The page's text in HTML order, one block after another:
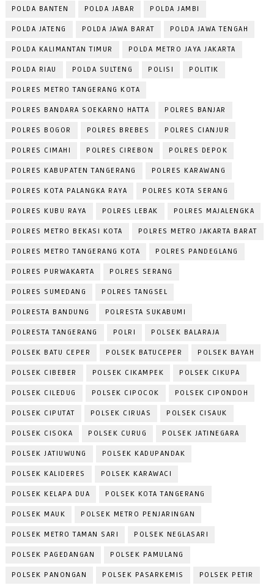
POLDA BANTEN POLDA JABAR POLDA JAMBI
POLDA JATENG POLDA JAWA BARAT POLDA JAWA TENGAH
POLDA KALIMANTAN TIMUR POLDA METRO JAYA JAKARTA
POLDA RIAU POLDA SULTENG POLISI POLITIK
POLRES METRO TANGERANG KOTA
POLRES BANDARA SOEKARNO HATTA POLRES BANJAR
POLRES BOGOR POLRES BREBES POLRES CIANJUR
POLRES CIMAHI POLRES CIREBON POLRES DEPOK
POLRES KABUPATEN TANGERANG POLRES KARAWANG
POLRES KOTA PALANGKA RAYA POLRES KOTA SERANG
POLRES KUBU RAYA POLRES LEBAK POLRES MAJALENGKA
POLRES METRO BEKASI KOTA POLRES METRO JAKARTA BARAT
POLRES METRO TANGERANG KOTA POLRES PANDEGLANG
POLRES PURWAKARTA POLRES SERANG
POLRES SUMEDANG POLRES TANGSEL
POLRESTA BANDUNG POLRESTA SUKABUMI
POLRESTA TANGERANG POLRI POLSEK BALARAJA
POLSEK BATU CEPER POLSEK BATUCEPER POLSEK BAYAH
POLSEK CIBEBER POLSEK CIKAMPEK POLSEK CIKUPA
POLSEK CILEDUG POLSEK CIPOCOK POLSEK CIPONDOH
POLSEK CIPUTAT POLSEK CIRUAS POLSEK CISAUK
POLSEK CISOKA POLSEK CURUG POLSEK JATINEGARA
POLSEK JATIUWUNG POLSEK KADUPANDAK
POLSEK KALIDERES POLSEK KARAWACI
POLSEK KELAPA DUA POLSEK KOTA TANGERANG
POLSEK MAUK POLSEK METRO PENJARINGAN
POLSEK METRO TAMAN SARI POLSEK NEGLASARI
POLSEK PAGEDANGAN POLSEK PAMULANG
POLSEK PANONGAN POLSEK PASARKEMIS POLSEK PETIR